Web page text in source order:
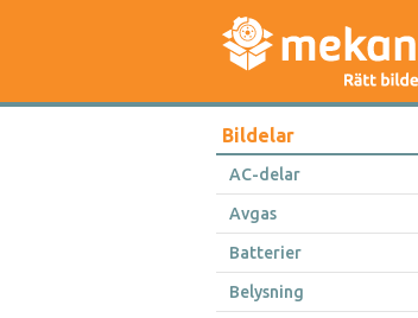
Bildelar
AC-delar
Avgas
Batterier
Belysning